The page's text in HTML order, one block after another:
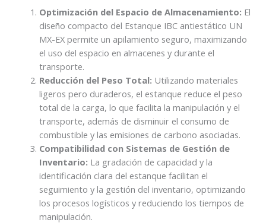
Optimización del Espacio de Almacenamiento: El
diseño compacto del Estanque IBC antiestático UN
MX-EX permite un apilamiento seguro, maximizando
el uso del espacio en almacenes y durante el
transporte.
Reducción del Peso Total: Utilizando materiales
ligeros pero duraderos, el estanque reduce el peso
total de la carga, lo que facilita la manipulación y el
transporte, además de disminuir el consumo de
combustible y las emisiones de carbono asociadas.
Compatibilidad con Sistemas de Gestión de
Inventario: La gradación de capacidad y la
identificación clara del estanque facilitan el
seguimiento y la gestión del inventario, optimizando
los procesos logísticos y reduciendo los tiempos de
manipulación.